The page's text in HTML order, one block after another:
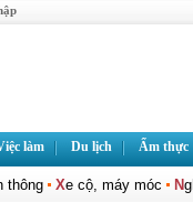
làm Du lịch Ẩm thực
thông Xe cộ, máy móc N